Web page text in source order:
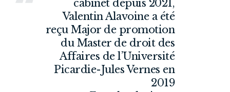
cabinet depuis 2021,
Valentin Alavoine a été
reçu Major de promotion
du Master de droit des
Affaires de l’Université
Picardie-Jules Vernes en
2019